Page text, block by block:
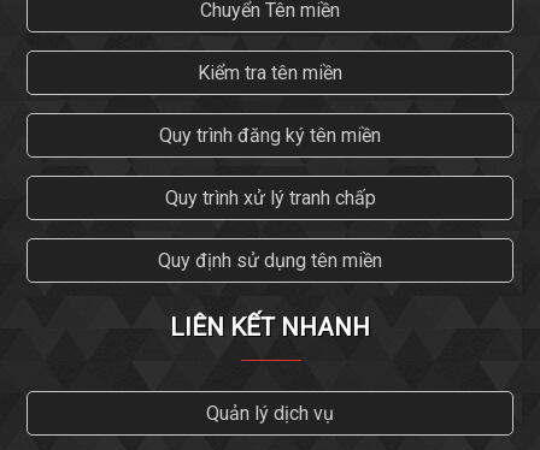
Chuyển Tên miền
Kiểm tra tên miền
Quy trình đăng ký tên miền
Quy trình xử lý tranh chấp
Quy định sử dụng tên miền
LIÊN KẾT NHANH
Quản lý dịch vụ